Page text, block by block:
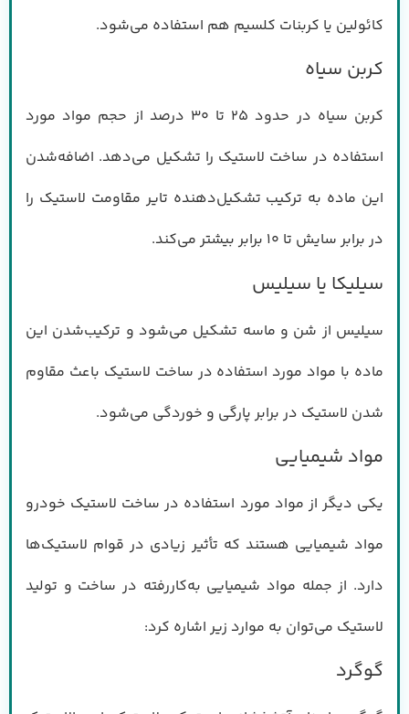
کائولین یا کربنات کلسیم هم استفاده می‌شود.
کربن سیاه
کربن سیاه در حدود ۲۵ تا ۳۰ درصد از حجم مواد مورد
استفاده در ساخت لاستیک را تشکیل می‌دهد. اضافه‌شدن
این ماده به ترکیب تشکیل‌دهنده تایر مقاومت لاستیک را
در برابر سایش تا ۱۰ برابر بیشتر می‌کند.
سیلیکا یا سیلیس
سیلیس از شن و ماسه تشکیل می‌شود و ترکیب‌شدن این
ماده با مواد مورد استفاده در ساخت لاستیک باعث مقاوم
شدن لاستیک در برابر پارگی و خوردگی می‌شود.
مواد شیمیایی
یکی دیگر از مواد مورد استفاده در ساخت لاستیک خودرو
مواد شیمیایی هستند که تأثیر زیادی در قوام لاستیک‌ها
دارد. از جمله مواد شیمیایی به‌کاررفته در ساخت و تولید
لاستیک می‌توان به موارد زیر اشاره کرد:
گوگرد